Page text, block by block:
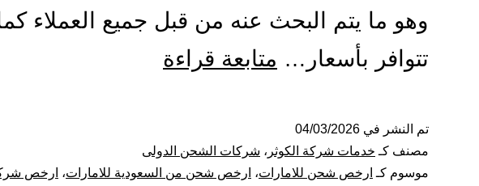
وهو ما يتم البحث عنه من قبل جميع العملاء كما
تتوافر بأسعار… متابعة قراءة
جدة
تم النشر في 04/03/2026
مصنف كـ خدمات شركة الكوثر ، شركات الشحن الدولى
موسوم كـ ارخص شحن للامارات، ارخص شحن من السعودية للامارات، ارخص